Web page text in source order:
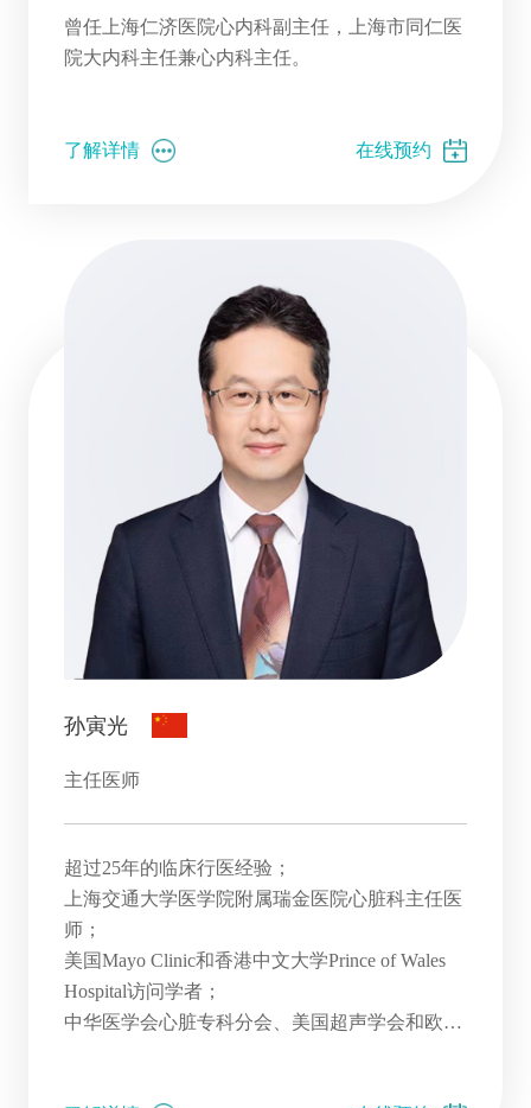
曾任上海仁济医院心内科副主任，上海市同仁医
院大内科主任兼心内科主任。
了解详情 在线预约
孙寅光
主任医师
超过25年的临床行医经验；
上海交通大学医学院附属瑞金医院心脏科主任医
师；
美国Mayo Clinic和香港中文大学Prince of Wales
Hospital访问学者；
中华医学会心脏专科分会、美国超声学会和欧洲